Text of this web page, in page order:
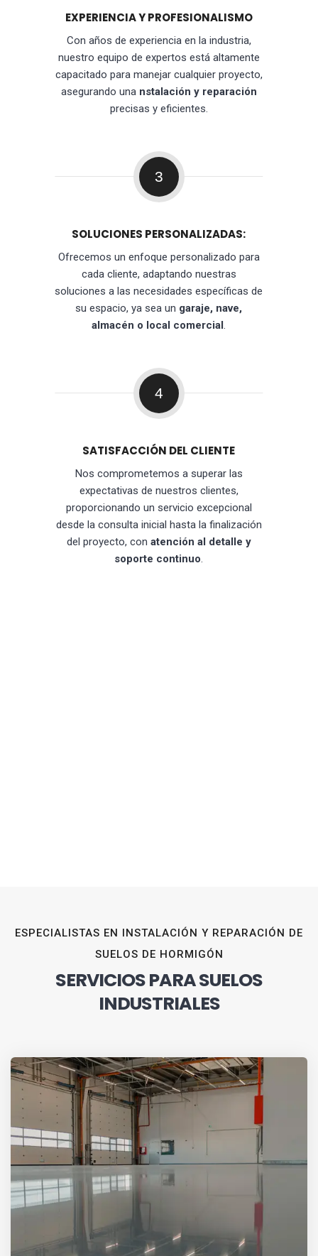
EXPERIENCIA Y PROFESIONALISMO
Con años de experiencia en la industria,
nuestro equipo de expertos está altamente
capacitado para manejar cualquier proyecto,
asegurando una nstalación y reparación
precisas y eficientes.
3
SOLUCIONES PERSONALIZADAS:
Ofrecemos un enfoque personalizado para
cada cliente, adaptando nuestras
soluciones a las necesidades específicas de
su espacio, ya sea un garaje, nave,
almacén o local comercial.
4
SATISFACCIÓN DEL CLIENTE
Nos comprometemos a superar las
expectativas de nuestros clientes,
proporcionando un servicio excepcional
desde la consulta inicial hasta la finalización
del proyecto, con atención al detalle y
soporte continuo.
ESPECIALISTAS EN INSTALACIÓN Y REPARACIÓN DE
SUELOS DE HORMIGÓN
SERVICIOS PARA SUELOS
INDUSTRIALES